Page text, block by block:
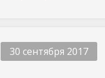
30 сентября 2017